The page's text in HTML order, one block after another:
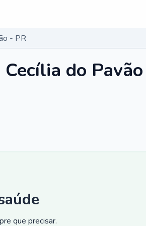
- PR
do
que precisar.